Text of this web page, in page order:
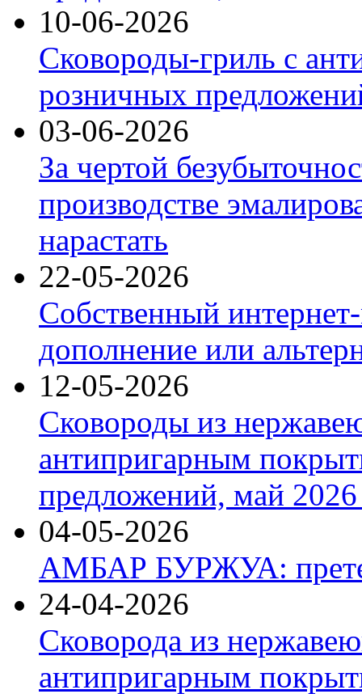
10-06-2026
Сковороды-гриль с
розничных
03-06-2026
За чертой
производстве
нарастать
22-05-2026
Собственный
дополнение или
12-05-2026
Сковороды из
антипригарным
предложений, май 2026
04-05-2026
АМБАР БУРЖУА:
24-04-2026
Сковорода из
антипригарным